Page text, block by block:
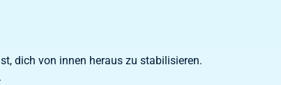
dich von innen heraus zu stabilisieren.